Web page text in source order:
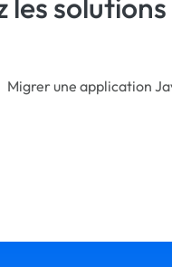
Migrer une application